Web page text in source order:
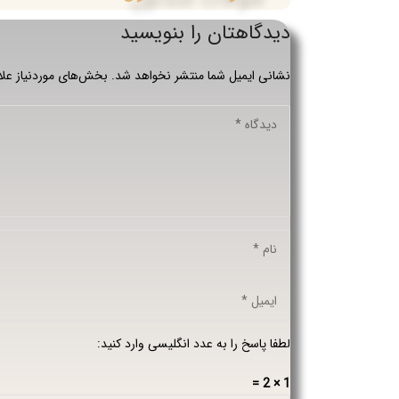
دیدگاهتان را بنویسید
نشانی ایمیل شما منتشر نخواهد شد. بخش‌های موردنیاز
لطفا پاسخ را به عدد انگلیسی وارد کنید:
1 × 2 =